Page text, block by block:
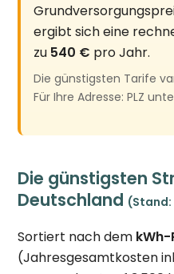
ergibt sich eine
zu 540 € pro Jahr.
Die günstigsten Tarife
Für Ihre Adresse: PLZ
Die günstigsten
Deutschland
Sortiert nach dem kWh-
(Jahresgesamtkosten